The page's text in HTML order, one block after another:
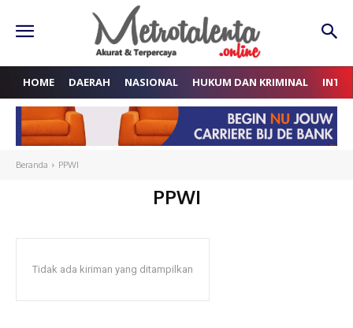
HOME DAERAH NASIONAL HUKUM DAN KRIMINAL
Beranda PPWI
PPWI
Tidak ada kiriman yang ditampilkan